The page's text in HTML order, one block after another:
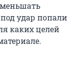
удар попали
каких целей